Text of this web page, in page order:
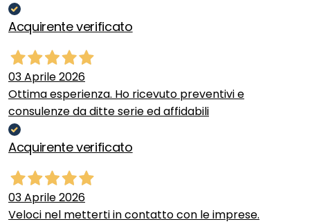
Acquirente verificato
03 Aprile 2026
Ottima esperienza. Ho ricevuto preventivi e
consulenze da ditte serie ed affidabili
Acquirente verificato
03 Aprile 2026
Veloci nel metterti in contatto con le imprese.